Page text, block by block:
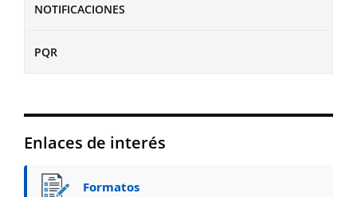
NOTIFICACIONES
PQR
Enlaces de interés
Formatos